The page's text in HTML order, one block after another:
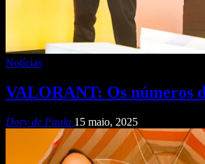
Notícias
VALORANT: Os números
Dory de Paula 15 maio, 2025